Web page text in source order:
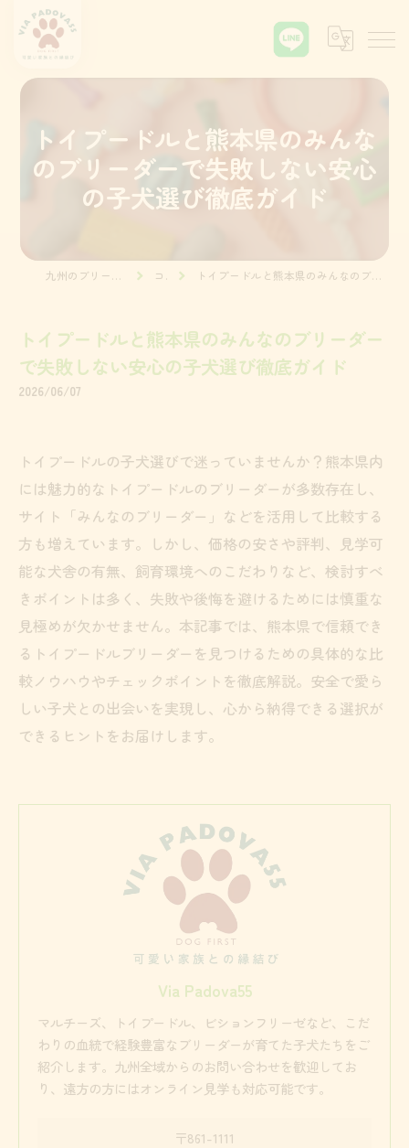
トイプードルと熊本県のみんな
のブリーダーで失敗しない安心
の子犬選び徹底ガイド
コラム トイプードルと熊本県のみんなのブリーダーで失敗しない安心の子犬選び徹底ガイド
トイプードルと熊本県のみんなのブリーダー
で失敗しない安心の子犬選び徹底ガイド
2026/06/07
トイプードルの子犬選びで迷っていませんか？熊本県内
には魅力的なトイプードルのブリーダーが多数存在し、
サイト「みんなのブリーダー」などを活用して比較する
方も増えています。しかし、価格の安さや評判、見学可
能な犬舎の有無、飼育環境へのこだわりなど、検討すべ
きポイントは多く、失敗や後悔を避けるためには慎重な
見極めが欠かせません。本記事では、熊本県で信頼でき
るトイプードルブリーダーを見つけるための具体的な比
較ノウハウやチェックポイントを徹底解説。安全で愛ら
しい子犬との出会いを実現し、心から納得できる選択が
できるヒントをお届けします。
Via Padova55
マルチーズ、トイプードル、ビションフリーゼなど、こだ
わりの血統で経験豊富なブリーダーが育てた子犬たちをご
紹介します。九州全域からのお問い合わせを歓迎してお
り、遠方の方にはオンライン見学も対応可能です。
〒861-1111